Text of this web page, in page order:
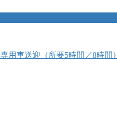
用車送迎（所要5時間／8時間）